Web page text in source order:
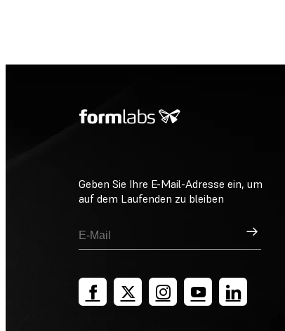
Geben Sie Ihre E-Mail-Adresse ein, um
auf dem Laufenden zu bleiben